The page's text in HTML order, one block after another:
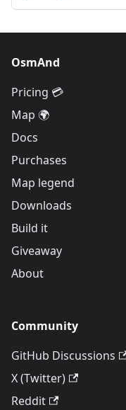
OsmAnd
Pricing 💳
Map 🌍
Docs
Purchases
Map legend
Downloads
Build it
Giveaway
About
Community
GitHub Discussions
X (Twitter)
Reddit